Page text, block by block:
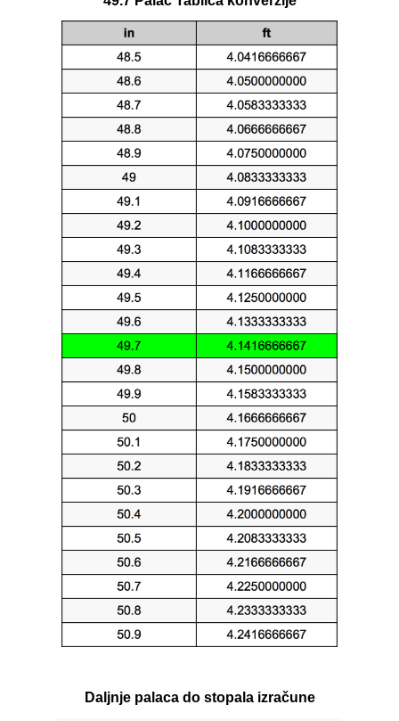
Daljnje palaca do stopala izračune